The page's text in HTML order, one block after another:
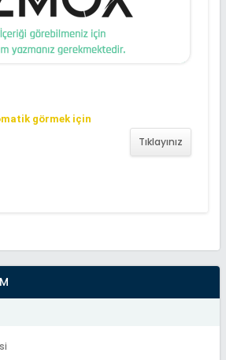
görmek için
Tıklayınız